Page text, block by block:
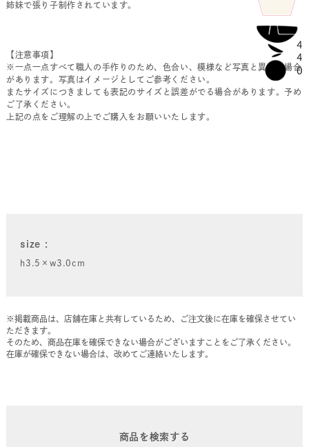
姉妹で張り子制作されています。
【注意事項】
※一点一点すべて職人の手作りのため、色合い、模様など写真と異なる場合
があります。写真はイメージとしてご参考ください。
またサイズにつきましても表記のサイズと誤差がでる場合があります。予め
ご了承ください。
上記の点をご理解の上でご購入をお願いいたします。
size
h3.5×w3.0cm
※掲載商品は、店舗在庫と共有しているため、ご注文後に在庫を確保させてい
ただきます。
そのため、商品在庫を確保できない場合がございますことをご了承ください。
在庫が確保できない場合は、改めてご連絡いたします。
商品を検索する